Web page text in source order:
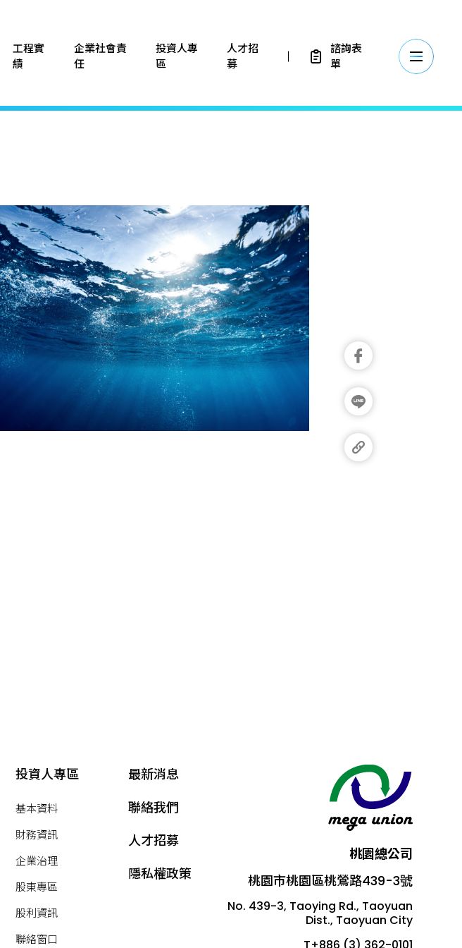
工程實
績
企業社會責
任
投資人專
區
人才招
募
諮詢表
單
投資人專區
基本資料
財務資訊
企業治理
股東專區
股利資訊
聯絡窗口
最新消息
聯絡我們
人才招募
隱私權政策
桃園總公司
桃園市桃園區桃鶯路439-3號
No. 439-3, Taoying Rd., Taoyuan
Dist., Taoyuan City